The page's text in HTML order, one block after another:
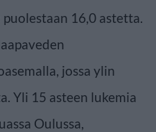
16,0 astetta.
jossa ylin
Yli 15 asteen lukemia
Oulussa,